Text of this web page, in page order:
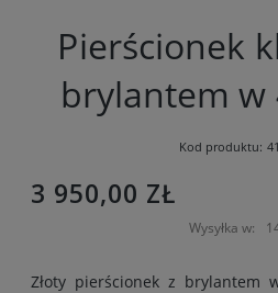
Pierścionek
brylantem w
Kod produktu:
3 950,00 ZŁ
Wysyłka w:
Złoty pierścionek z brylantem